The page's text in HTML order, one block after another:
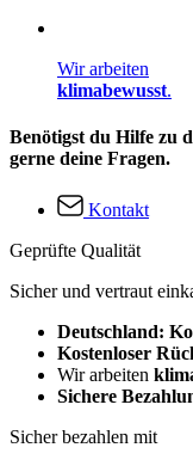
Wir arbeiten
klimabewusst.
Benötigst du Hilfe zu
gerne deine Fragen.
Kontakt
Geprüfte Qualität
Sicher und vertraut
Deutschland:
Kostenloser
Wir arbeiten
Sichere
Sicher bezahlen mit